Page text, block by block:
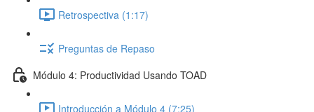
Retrospectiva (1:17)
Preguntas de Repaso
Módulo 4: Productividad Usando TOAD
Introducción a Módulo 4 (7:25)